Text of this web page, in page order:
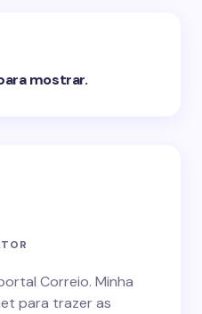
mostrar.
Correio. Minha
para trazer as